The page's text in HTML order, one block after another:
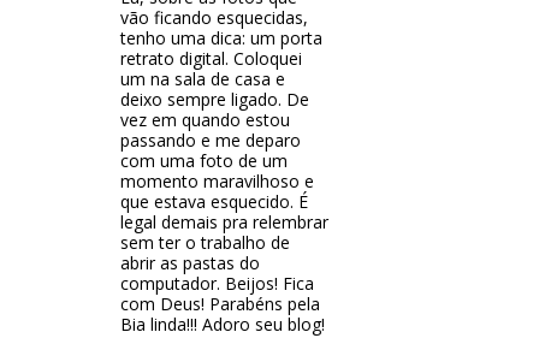
vão ficando esquecidas,
tenho uma dica: um porta
retrato digital. Coloquei
um na sala de casa e
deixo sempre ligado. De
vez em quando estou
passando e me deparo
com uma foto de um
momento maravilhoso e
que estava esquecido. É
legal demais pra relembrar
sem ter o trabalho de
abrir as pastas do
computador. Beijos! Fica
com Deus! Parabéns pela
Bia linda!!! Adoro seu blog!